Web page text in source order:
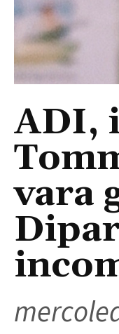
ADI,
vara